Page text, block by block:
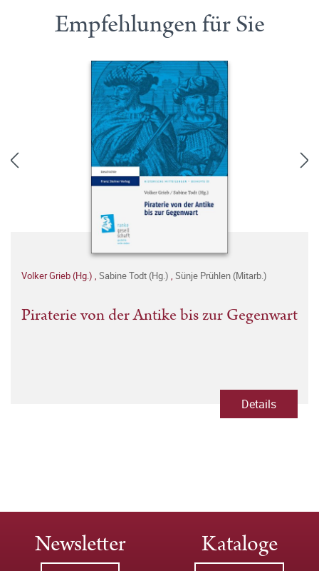
Empfehlungen für Sie
Volker Grieb (Hg.) , Sabine Todt (Hg.) , Sünje Prühlen (Mitarb.)
Piraterie von der Antike bis zur Gegenwart
Details
Newsletter Kataloge